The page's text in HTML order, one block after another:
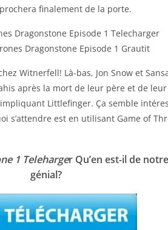
finalement de la porte.
Witnerfell! Là-bas, Jon Snow et
après la mort de leur père et de
Littlefinger. Ça semble
s’attendre est en utilisant Game of
1 Teleharger Qu’en est-il de
génial?